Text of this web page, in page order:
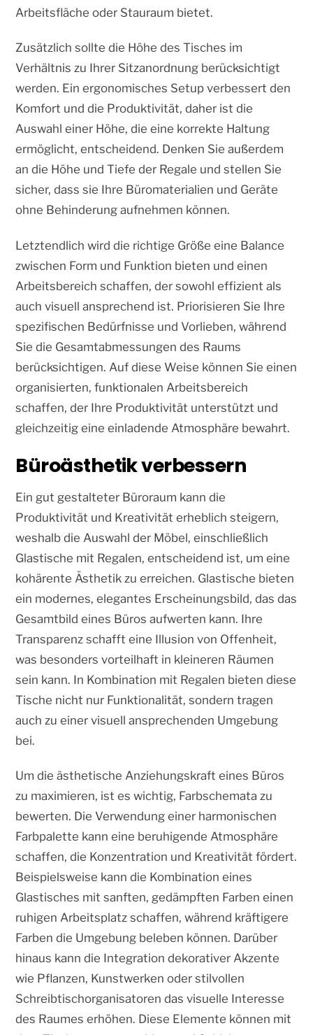
Arbeitsfläche oder Stauraum bietet.
Zusätzlich sollte die Höhe des Tisches im
Verhältnis zu Ihrer Sitzanordnung berücksichtigt
werden. Ein ergonomisches Setup verbessert den
Komfort und die Produktivität, daher ist die
Auswahl einer Höhe, die eine korrekte Haltung
ermöglicht, entscheidend. Denken Sie außerdem
an die Höhe und Tiefe der Regale und stellen Sie
sicher, dass sie Ihre Büromaterialien und Geräte
ohne Behinderung aufnehmen können.
Letztendlich wird die richtige Größe eine Balance
zwischen Form und Funktion bieten und einen
Arbeitsbereich schaffen, der sowohl effizient als
auch visuell ansprechend ist. Priorisieren Sie Ihre
spezifischen Bedürfnisse und Vorlieben, während
Sie die Gesamtabmessungen des Raums
berücksichtigen. Auf diese Weise können Sie einen
organisierten, funktionalen Arbeitsbereich
schaffen, der Ihre Produktivität unterstützt und
gleichzeitig eine einladende Atmosphäre bewahrt.
Büroästhetik verbessern
Ein gut gestalteter Büroraum kann die
Produktivität und Kreativität erheblich steigern,
weshalb die Auswahl der Möbel, einschließlich
Glastische mit Regalen, entscheidend ist, um eine
kohärente Ästhetik zu erreichen. Glastische bieten
ein modernes, elegantes Erscheinungsbild, das das
Gesamtbild eines Büros aufwerten kann. Ihre
Transparenz schafft eine Illusion von Offenheit,
was besonders vorteilhaft in kleineren Räumen
sein kann. In Kombination mit Regalen bieten diese
Tische nicht nur Funktionalität, sondern tragen
auch zu einer visuell ansprechenden Umgebung
bei.
Um die ästhetische Anziehungskraft eines Büros
zu maximieren, ist es wichtig, Farbschemata zu
bewerten. Die Verwendung einer harmonischen
Farbpalette kann eine beruhigende Atmosphäre
schaffen, die Konzentration und Kreativität fördert.
Beispielsweise kann die Kombination eines
Glastisches mit sanften, gedämpften Farben einen
ruhigen Arbeitsplatz schaffen, während kräftigere
Farben die Umgebung beleben können. Darüber
hinaus kann die Integration dekorativer Akzente
wie Pflanzen, Kunstwerken oder stilvollen
Schreibtischorganisatoren das visuelle Interesse
des Raumes erhöhen. Diese Elemente können mit